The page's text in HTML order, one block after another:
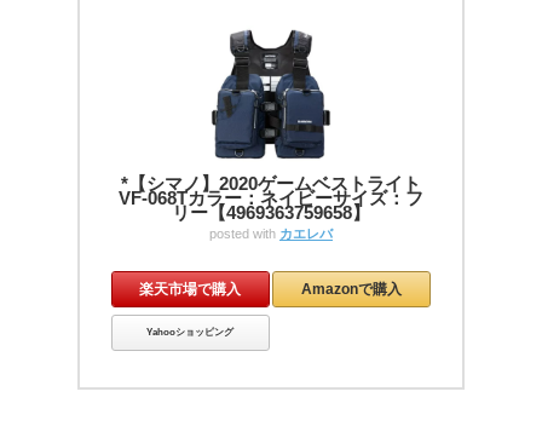
*【シマノ】2020ゲームベストライト
VF-068Tカラー：ネイビーサイズ：フ
リー【4969363759658】
posted with カエレバ
楽天市場で購入 Amazonで購入
Yahooショッピング